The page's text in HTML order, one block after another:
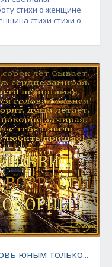
стихи о женщине
стихи стихи о
юным только...